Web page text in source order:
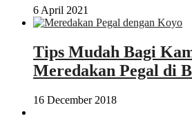
6 April 2021
Tips Mudah Bagi
Meredakan Pegal di
16 December 2018